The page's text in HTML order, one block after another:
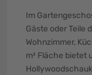
Im
Gäste oder Teile
Wohnzimmer,
m² Fläche bietet